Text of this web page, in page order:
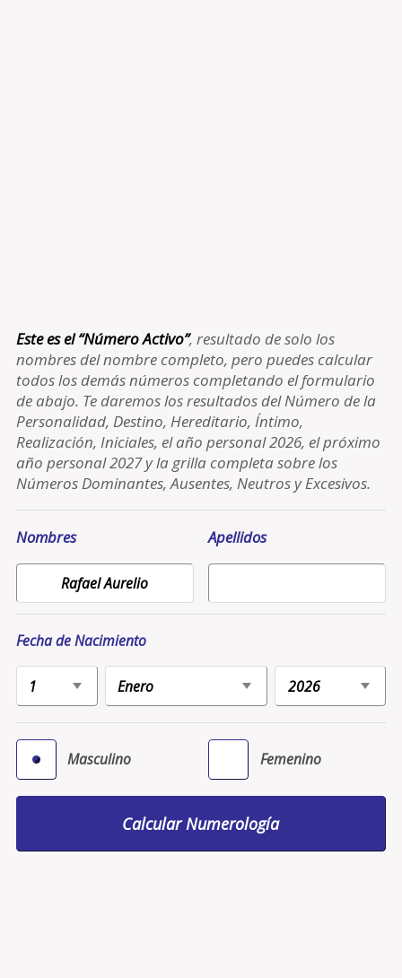
Este es el “Número Activo”, resultado de solo los
nombres del nombre completo, pero puedes calcular
todos los demás números completando el formulario
de abajo. Te daremos los resultados del Número de la
Personalidad, Destino, Hereditario, Íntimo,
Realización, Iniciales, el año personal 2026, el próximo
año personal 2027 y la grilla completa sobre los
Números Dominantes, Ausentes, Neutros y Excesivos.
Nombres Apellidos
Fecha de Nacimiento
Masculino Femenino